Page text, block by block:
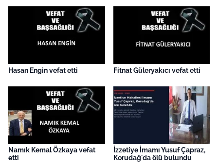
Hasan Engin vefat etti Fitnat Güleryakıcı vefat etti
Namık Kemal Özkaya vefat
etti
İzzetiye İmamı Yusuf Çapraz,
Korudağ'da ölü bulundu
Finans